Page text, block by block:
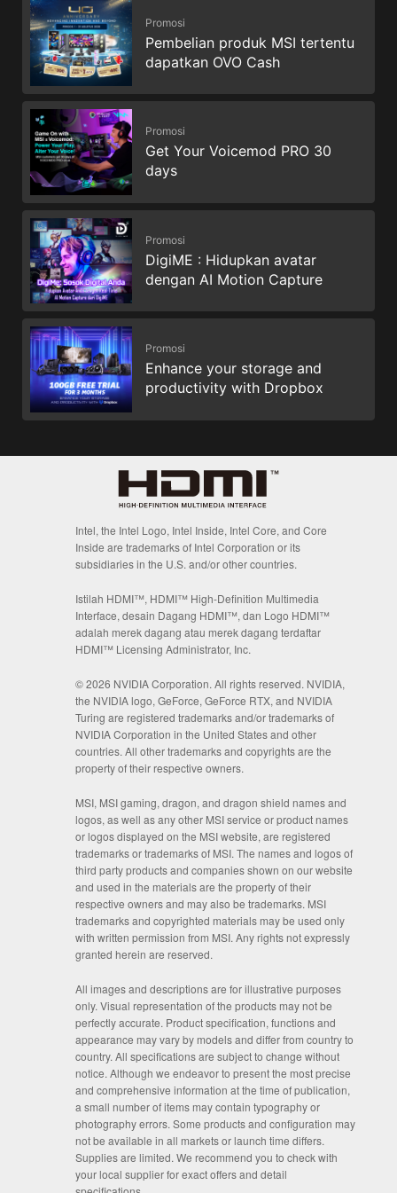
Promosi
Pembelian produk MSI tertentu
dapatkan OVO Cash
Promosi
Get Your Voicemod PRO 30
days
Promosi
DigiME : Hidupkan avatar
dengan AI Motion Capture
Promosi
Enhance your storage and
productivity with Dropbox
Intel, the Intel Logo, Intel Inside, Intel Core, and Core
Inside are trademarks of Intel Corporation or its
subsidiaries in the U.S. and/or other countries.
Istilah HDMI™, HDMI™ High-Definition Multimedia
Interface, desain Dagang HDMI™, dan Logo HDMI™
adalah merek dagang atau merek dagang terdaftar
HDMI™ Licensing Administrator, Inc.
© 2026 NVIDIA Corporation. All rights reserved. NVIDIA,
the NVIDIA logo, GeForce, GeForce RTX, and NVIDIA
Turing are registered trademarks and/or trademarks of
NVIDIA Corporation in the United States and other
countries. All other trademarks and copyrights are the
property of their respective owners.
MSI, MSI gaming, dragon, and dragon shield names and
logos, as well as any other MSI service or product names
or logos displayed on the MSI website, are registered
trademarks or trademarks of MSI. The names and logos of
third party products and companies shown on our website
and used in the materials are the property of their
respective owners and may also be trademarks. MSI
trademarks and copyrighted materials may be used only
with written permission from MSI. Any rights not expressly
granted herein are reserved.
All images and descriptions are for illustrative purposes
only. Visual representation of the products may not be
perfectly accurate. Product specification, functions and
appearance may vary by models and differ from country to
country. All specifications are subject to change without
notice. Although we endeavor to present the most precise
and comprehensive information at the time of publication,
a small number of items may contain typography or
photography errors. Some products and configuration may
not be available in all markets or launch time differs.
Supplies are limited. We recommend you to check with
your local supplier for exact offers and detail